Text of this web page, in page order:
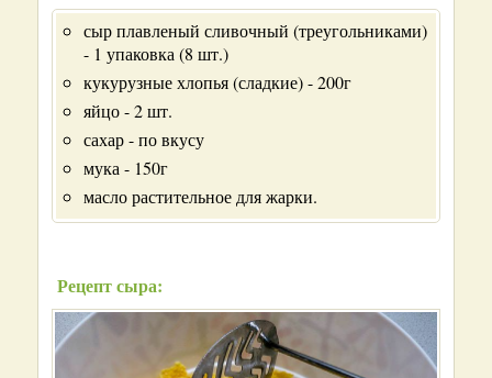
сыр плавленый сливочный (треугольниками)
- 1 упаковка (8 шт.)
кукурузные хлопья (сладкие) - 200г
яйцо - 2 шт.
сахар - по вкусу
мука - 150г
масло растительное для жарки.
Рецепт сыра: